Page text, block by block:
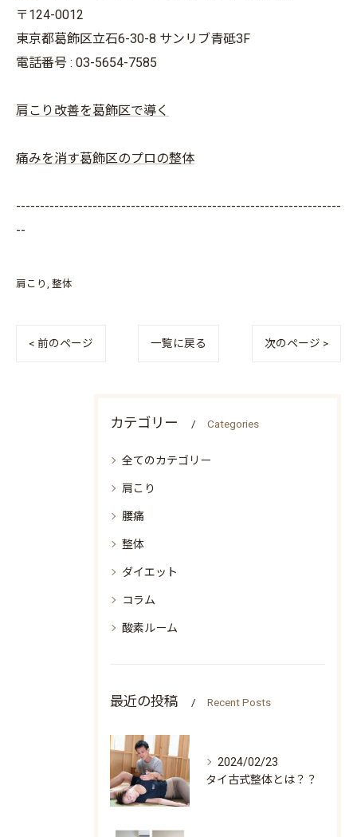
〒124-0012
東京都葛飾区立石6-30-8 サンリブ青砥3F
電話番号 : 03-5654-7585
肩こり改善を葛飾区で導く
痛みを消す葛飾区のプロの整体
--------------------------------------------------------------------
--
肩こり 整体
< 前のページ 一覧に戻る 次のページ >
カテゴリー Categories
全てのカテゴリー
肩こり
腰痛
整体
ダイエット
コラム
酸素ルーム
最近の投稿 Recent Posts
2024/02/23
タイ古式整体とは？？